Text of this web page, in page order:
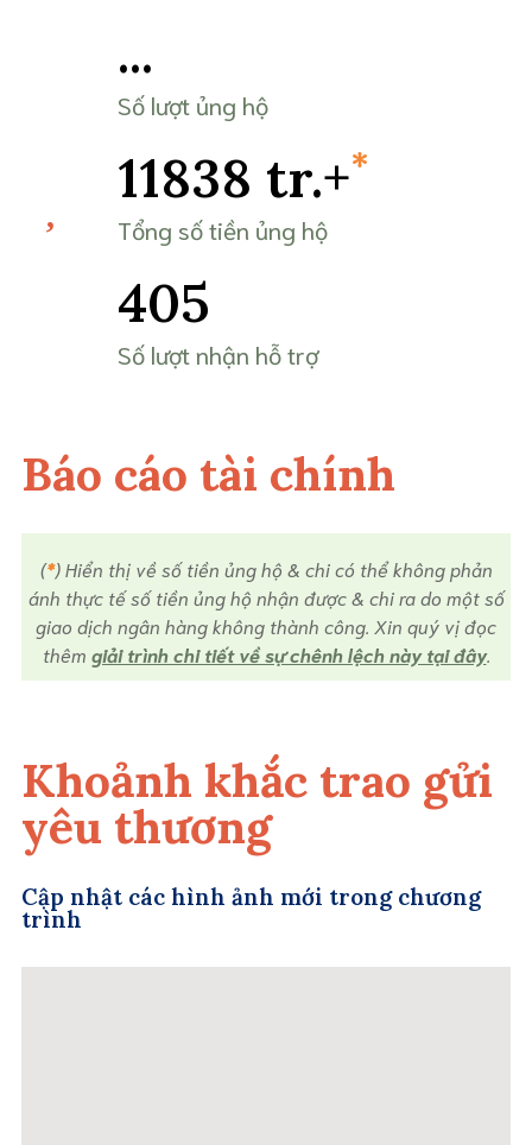
...
Số lượt ủng hộ
11838 tr.+*
Tổng số tiền ủng hộ
405
Số lượt nhận hỗ trợ
Báo cáo tài chính
(*) Hiển thị về số tiền ủng hộ & chi có thể không phản
ánh thực tế số tiền ủng hộ nhận được & chi ra do một số
giao dịch ngân hàng không thành công. Xin quý vị đọc
thêm giải trình chi tiết về sự chênh lệch này tại đây.
Khoảnh khắc trao gửi
yêu thương
Cập nhật các hình ảnh mới trong chương
trình